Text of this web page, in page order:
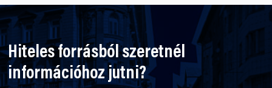
Hiteles forrásból szeretnél
információhoz jutni?